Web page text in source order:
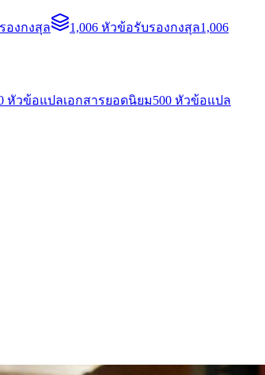
องกงสุล 1,006 หัวข้อรับรองกงสุล1,006
หัวข้อแปลเอกสารยอดนิยม500 หัวข้อแปล